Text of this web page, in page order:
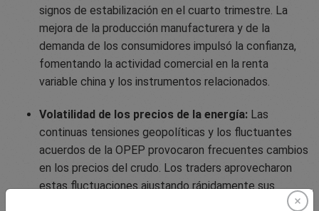
signos de estabilización en el cuarto trimestre. La
mejora de la producción manufacturera y de la
demanda de los consumidores impulsó la confianza,
fomentando la actividad comercial en la renta
variable china y los instrumentos relacionados.
Volatilidad de los precios de la energía: Las
continuas tensiones geopolíticas y los fluctuantes
acuerdos de la OPEP provocaron frecuentes cambios
en los precios del crudo. Los traders aprovecharon
estas fluctuaciones ajustando rápidamente sus
posiciones para beneficiarse de los movimientos a